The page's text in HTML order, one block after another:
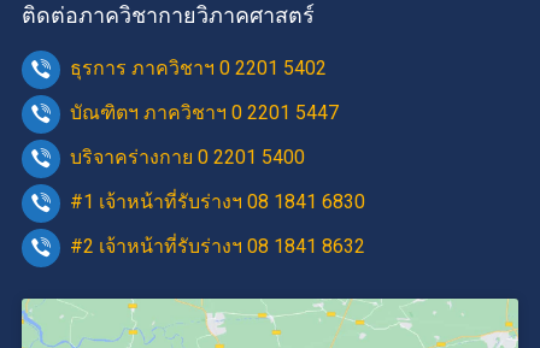
ติดต่อภาควิชากายวิภาคศาสตร์
ธุรการ ภาควิชาฯ 0 2201 5402
บัณฑิตฯ ภาควิชาฯ 0 2201 5447
บริจาคร่างกาย 0 2201 5400
#1 เจ้าหน้าที่รับร่างฯ 08 1841 6830
#2 เจ้าหน้าที่รับร่างฯ 08 1841 8632